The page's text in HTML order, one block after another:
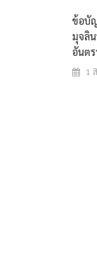
ข้อบั
มุจลิน
อันต
1